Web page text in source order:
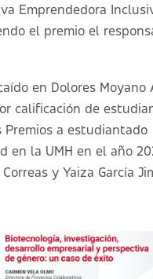
Emprendedora
el premio el
en Dolores Moyano
calificación de
Premios a estudiantado
en la UMH en el año
y Yaiza García